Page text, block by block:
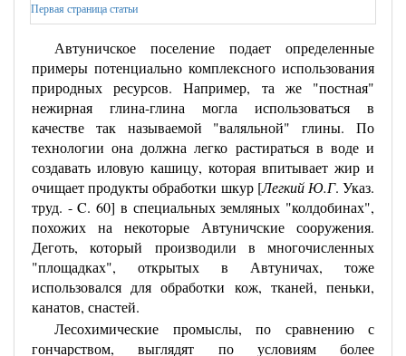
Первая страница статьи
Автуничское поселение подает определенные
примеры потенциально комплексного использования
природных ресурсов. Например, та же "постная"
нежирная глина-глина могла использоваться в
качестве так называемой "валяльной" глины. По
технологии она должна легко растираться в воде и
создавать иловую кашицу, которая впитывает жир и
очищает продукты обработки шкур [Легкий Ю.Г. Указ.
труд. - C. 60] в специальных земляных "колдобинах",
похожих на некоторые Автуничские сооружения.
Деготь, который производили в многочисленных
"площадках", открытых в Автуничах, тоже
использовался для обработки кож, тканей, пеньки,
канатов, снастей.
Лесохимические промыслы, по сравнению с
гончарством, выглядят по условиям более